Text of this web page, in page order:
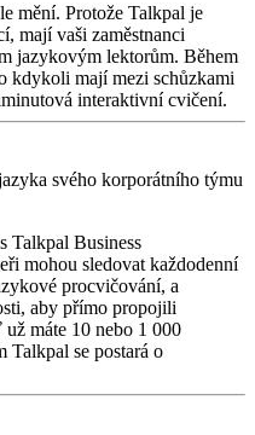
mění. Protože Talkpal je
mají vaši zaměstnanci
jazykovým lektorům. Během
kdykoli mají mezi schůzkami
interaktivní cvičení.
svého korporátního týmu
Talkpal Business
mohou sledovat každodenní
procvičování, a
aby přímo propojili
máte 10 nebo 1 000
Talkpal se postará o